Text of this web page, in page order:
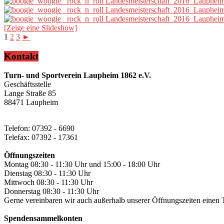
[Zeige eine Slideshow]
1 2 3 ►
Kontakt
Turn- und Sportverein Laupheim 1862 e.V.
Geschäftsstelle
Lange Straße 85
88471 Laupheim
Telefon: 07392 - 6690
Telefax: 07392 - 17361
Öffnungszeiten
Montag 08:30 - 11:30 Uhr und 15:00 - 18:00 Uhr
Dienstag 08:30 - 11:30 Uhr
Mittwoch 08:30 - 11:30 Uhr
Donnerstag 08:30 - 11:30 Uhr
Gerne vereinbaren wir auch außerhalb unserer Öffnungszeiten einen
Spendensammelkonten